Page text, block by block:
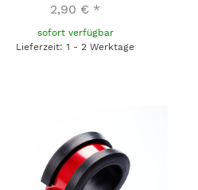
2,90 € *
sofort verfügbar
Lieferzeit: 1 - 2 Werktage